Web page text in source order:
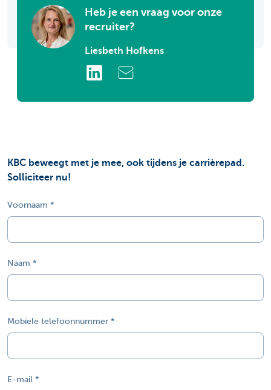
Heb je een vraag voor onze
recruiter?
Liesbeth Hofkens
KBC beweegt met je mee, ook tijdens je carrièrepad.
Solliciteer nu!
Voornaam
Naam
Mobiele telefoonnummer
E-mail